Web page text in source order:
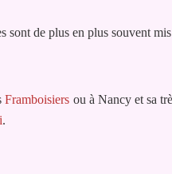
sont de plus en plus souvent
Framboisiers ou à Nancy et sa
.